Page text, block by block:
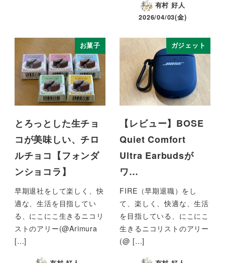
有村 好人
2026/04/03(金)
お菓子
とろっとした生チョ
コが美味しい、チロ
ルチョコ【フォンダ
ンショコラ】
早期退社をして楽しく、快
適な、生活を目指してい
る、にこにこ生きるニコリ
ストのアリー(@Arimura
[…]
ガジェット
【レビュー】BOSE
Quiet Comfort
Ultra Earbudsが
ワ…
FIRE（早期退職）をし
て、楽しく、快適な、生活
を目指している、にこにこ
生きるニコリストのアリー
(@ […]